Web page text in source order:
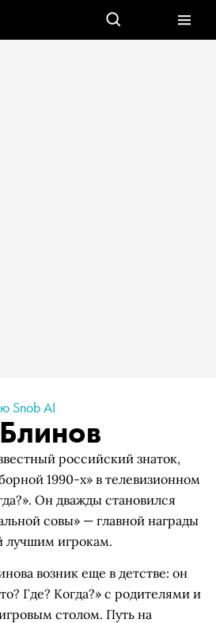
Snob AI
российский знаток,
1990-х» в телевизионном
Он дважды становился
совы» — главной награды
лучшим игрокам.
возник еще в детстве: он
Где? Когда?» с родителями и
столом. Путь на